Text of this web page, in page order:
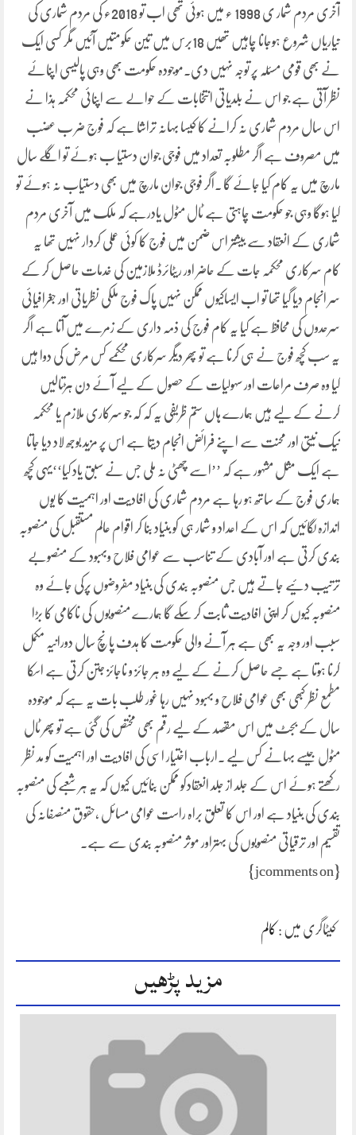
آخری مردم شمار ی 1998 ء میں ہوئی تھی اب تو 2018ء کی مردم شماری کی
تیاریاں شروع ہوجانا چاہیں تھیں 18برس میں تین حکومتیں آئیں مگر کسی ایک
نے بھی قومی مسئلہ پر توجہ نہیں دی۔موجودہ حکومت بھی وہی پالیسی اپنائے
نظر آتی ہے جو اس نے بلدیاتی انتخابات کے حوالے سے اپنائی محکمہ ہذا نے
اس سال مردم شماری نہ کرانے کا کیسا بہانہ تراشا ہے کہ فوج ضر ب عضب
میں مصروف ہے اگر مطلوبہ تعداد میں فوجی جوان دستیا ب ہوئے تو اگلے سال
مارچ میں یہ کام کیا جائے گا ۔اگر فوجی جوان مارچ میں بھی دستیاب نہ ہوئے تو
کیا ہوگا وہی جو حکومت چاہتی ہے ٹال مٹول یادرہے کہ ملک میں آخری مردم
شماری کے انعقاد سے بیشتر اس ضمن میں فوج کا کوئی عملی کردار نہیں تھا یہ
کام سرکاری محکمہ جات کے حاضر اور ریٹائرڈ ملازمین کی خدمات حاصل کر کے
سر انجام دیا گیا تھا تو اب ایساکیوں ممکن نہیں پاک فوج ملکی نظریاتی اور جغرافیائی
سرحدوں کی محافظ ہے کیا یہ کام فوج کی ذمہ داری کے زمرے میں آتا ہے اگر
یہ سب کچھ فوج نے ہی کرنا ہے تو پھر دیگر سرکاری محکمے کس مرض کی دوا ہیں
کیا وہ صرف مراعات اور سہولیات کے حصول کے لیے آئے دن ہڑتالیں
کرنے کے لیے ہیں ہمارے ہاں ستم ظریفی یہ کہ کہ جو سرکاری ملازم یا محکمہ
نیک نیتی اور محنت سے اپنے فرائض انجام دیتا ہے اس پر مزید بوجھ لاد دیا جاتا
ہے ایک مثل مشہور ہے کہ ’’اسے چھٹی نہ ملی جس نے سبق یاد کیا‘‘یہی کچھ
ہماری فوج کے ساتھ ہو رہا ہے مردم شماری کی افادیت اور اہمیت کا یوں
اندازہ لگائیں کہ اس کے اعداد و شمار ہی کو بنیاد بنا کر اقوام عالم مستقبل کی منصوبہ
بندی کرتی ہے اور آبادی کے تناسب سے عوامی فلاح وبہبود کے منصوبے
ترتیب دئیے جاتے ہیں جس منصوبہ بندی کی بنیاد مفروضوں پرکی جائے وہ
منصوبہ کیوں کر اپنی افادیت ثابت کر سکے گا ہمارے منصوبوں کی ناکامی کا بڑا
سبب اور وجہ یہ بھی ہے ہر آنے والی حکومت کا ہدف پانچ سال دورانیہ مکمل
کرنا ہوتا ہے جسے حاصل کرنے کے لیے وہ ہر جائز و ناجائز جتن کرتی ہے اسکا
مطمع نظر کبھی بھی عوامی فلاح و بہبود نہیں رہا غور طلب بات یہ ہے کہ موجودہ
سال کے بجٹ میں اس مقصد کے لیے رقم بھی مختص کی گئی ہے تو پھر ٹال
مٹول جیسے بہانے کس لیے ۔ارباب اختیار اسی کی افادیت اور اہمیت کو مد نظر
رکھتے ہوئے اس کے جلد از جلد انعقادکو ممکن بنائیں کیوں کہ یہ ہر شعبے کی منصوبہ
بندی کی بنیاد ہے اور اس کا تعلق براہ راست عوامی مسائل ،حقوق منصفانہ کی
تقسیم اور ترقیاتی منصوبوں کی بہتراور موثر منصوبہ بندی سے ہے۔
{jcomments on}
کیٹاگری میں : کالم
مزید پڑھیں